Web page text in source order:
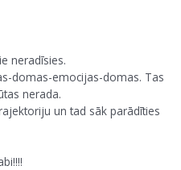
neradīsies.
domas-emocijas-domas. Tas
nerada.
un tad sāk parādīties